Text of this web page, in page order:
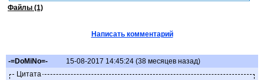
Файлы (1)
Написать комментарий
-=DoMiNo=-
15-08-2017 14:45:24 (38 месяцев назад)
Цитата